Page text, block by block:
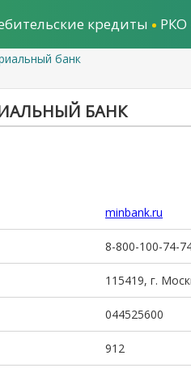
кредиты РКО
банк
БАНК
minbank.ru
8-800-100-74-
115419, г.
044525600
912